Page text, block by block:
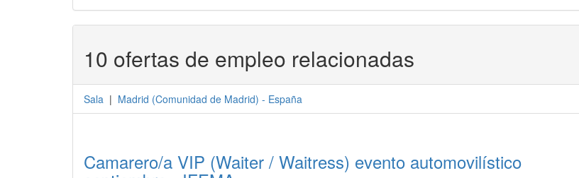
10 ofertas de empleo relacionadas
Sala | Madrid (Comunidad de Madrid) - España
Camarero/a VIP (Waiter / Waitress) evento automovilístico